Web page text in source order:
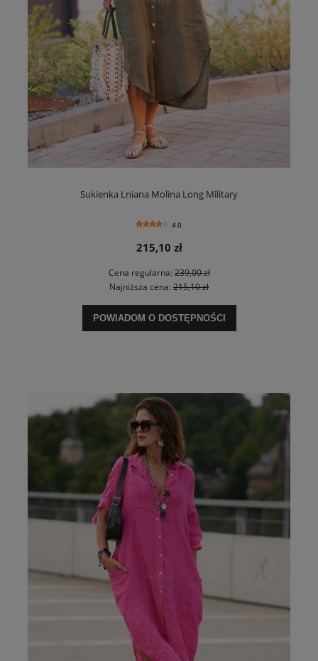
Sukienka Lniana Molina Long Military
4.0
215,10 zł
Cena regularna:239,00 zł
Najniższa cena: 215,10 zł
POWIADOM O DOSTĘPNOŚCI